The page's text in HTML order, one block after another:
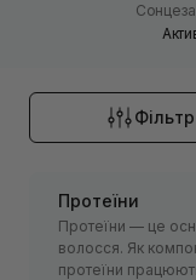
Фільтр
Протеїни
Протеїни — це
волосся. Як
протеїни